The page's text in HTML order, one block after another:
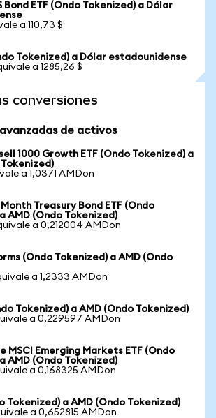
Bond ETF (Ondo Tokenized) a Dólar
a 110,73 $
Tokenized) a Dólar estadounidense
a 1285,26 $
conversiones
de activos
1000 Growth ETF (Ondo Tokenized) a
a 1,0371 AMDon
Treasury Bond ETF (Ondo
AMD (Ondo Tokenized)
a 0,212004 AMDon
(Ondo Tokenized) a AMD (Ondo
a 1,2333 AMDon
Tokenized) a AMD (Ondo Tokenized)
a 0,229597 AMDon
MSCI Emerging Markets ETF (Ondo
AMD (Ondo Tokenized)
a 0,168325 AMDon
Tokenized) a AMD (Ondo Tokenized)
a 0,652815 AMDon